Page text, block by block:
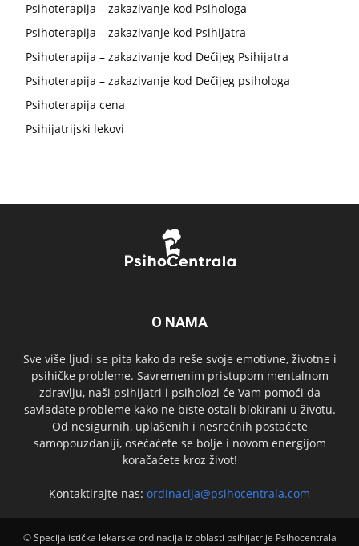
Psihoterapija – zakazivanje kod Psihologa
Psihoterapija – zakazivanje kod Psihijatra
Psihoterapija – zakazivanje kod Dečijeg Psihijatra
Psihoterapija – zakazivanje kod Dečijeg psihologa
Psihoterapija cena
Psihijatrijski lekovi
O NAMA
Sve više ljudi se pita kako da reše svoje emotivne, životne i
psihičke probleme. Savremenim pristupom mentalnom
zdravlju, naši psihijatri i psiholozi će Vam pomoći da
savladate probleme kako ne biste ostali blokirani u životu.
Od nesigurnih, uplašenih i nesrećnih postaćete
samopouzdaniji, osećaćete se bolje i novom energijom
koračaćete kroz život!
Kontaktirajte nas: ordinacija@psihocentrala.com
© Specijalistička lekarska ordinacija iz oblasti psihijatrije Psihocentrala